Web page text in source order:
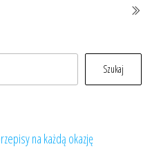
Szukaj
na każdą okazję